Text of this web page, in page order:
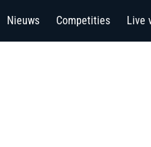
Nieuws Competities Live